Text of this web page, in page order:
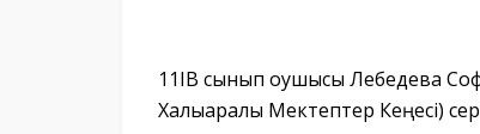
11IB сынып оқушысы Лебедева
Халықаралық Мектептер Кеңесі)